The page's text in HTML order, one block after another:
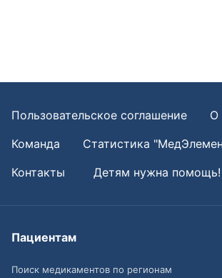
Пользовательское соглашение
О
Команда
Статистика
Контакты
Детям нужна помощь!
Пациентам
Поиск медикаментов по регионам